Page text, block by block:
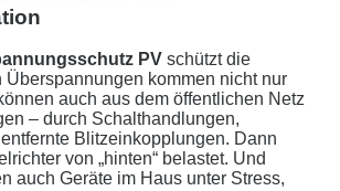
PV schützt die
Überspannungen kommen nicht nur
auch aus dem öffentlichen Netz
– durch Schalthandlungen,
Blitzeinkopplungen. Dann
von „hinten“ belastet. Und
auch Geräte im Haus unter Stress,